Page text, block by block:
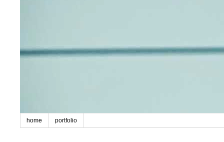
home portfolio